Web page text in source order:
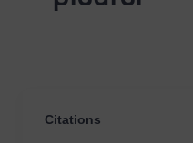
Citations